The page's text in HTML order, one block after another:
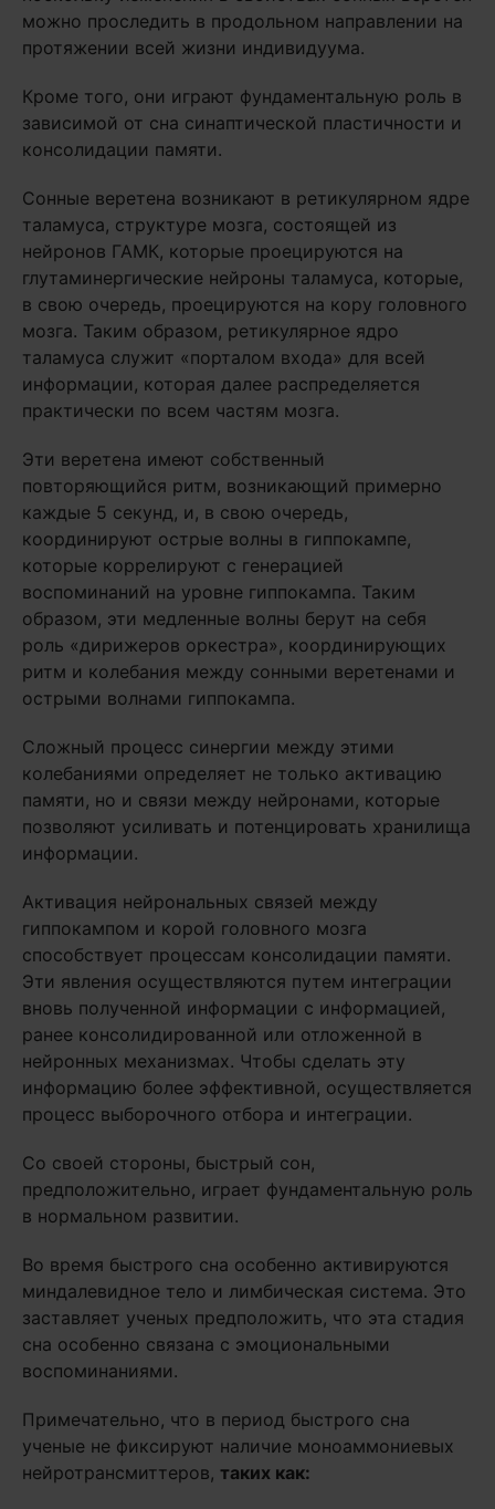
можно проследить в продольном направлении на
протяжении всей жизни индивидуума.
Кроме того, они играют фундаментальную роль в
зависимой от сна синаптической пластичности и
консолидации памяти.
Сонные веретена возникают в ретикулярном ядре
таламуса, структуре мозга, состоящей из
нейронов ГАМК, которые проецируются на
глутаминергические нейроны таламуса, которые,
в свою очередь, проецируются на кору головного
мозга. Таким образом, ретикулярное ядро ​​
таламуса служит «порталом входа» для всей
информации, которая далее распределяется
практически по всем частям мозга.
Эти веретена имеют собственный
повторяющийся ритм, возникающий примерно
каждые 5 секунд, и, в свою очередь,
координируют острые волны в гиппокампе,
которые коррелируют с генерацией
воспоминаний на уровне гиппокампа. Таким
образом, эти медленные волны берут на себя
роль «дирижеров оркестра», координирующих
ритм и колебания между сонными веретенами и
острыми волнами гиппокампа.
Сложный процесс синергии между этими
колебаниями определяет не только активацию
памяти, но и связи между нейронами, которые
позволяют усиливать и потенцировать хранилища
информации.
Активация нейрональных связей между
гиппокампом и корой головного мозга
способствует процессам консолидации памяти.
Эти явления осуществляются путем интеграции
вновь полученной информации с информацией,
ранее консолидированной или отложенной в
нейронных механизмах. Чтобы сделать эту
информацию более эффективной, осуществляется
процесс выборочного отбора и интеграции.
Со своей стороны, быстрый сон,
предположительно, играет фундаментальную роль
в нормальном развитии.
Во время быстрого сна особенно активируются
миндалевидное тело и лимбическая система. Это
заставляет ученых предположить, что эта стадия
сна особенно связана с эмоциональными
воспоминаниями.
Примечательно, что в период быстрого сна
ученые не фиксируют наличие моноаммониевых
нейротрансмиттеров, таких как: